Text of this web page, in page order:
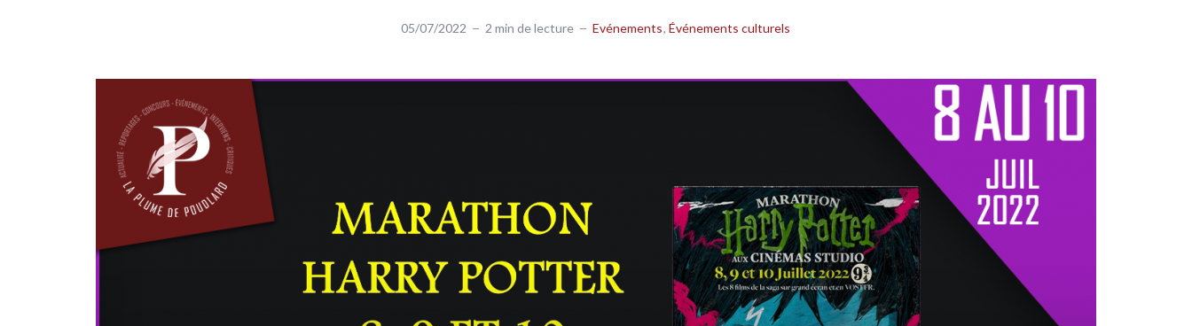
05/07/2022 2 min de lecture Evénements Événements culturels